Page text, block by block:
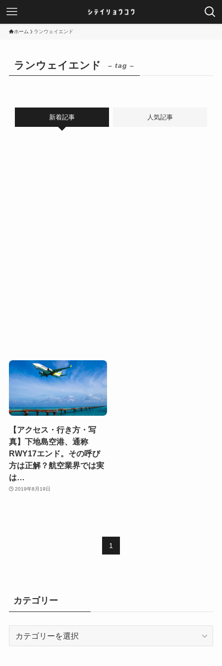
ホーム ランウェイエンド
ランウェイエンド – tag –
新着記事 人気記事
【アクセス・行き方・写
真】下地島空港、通称
RWY17エンド。その呼び
方は正解？航空業界では実
は…
2019年8月19日
1
カテゴリー